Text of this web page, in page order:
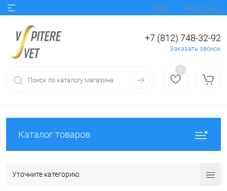
Вход Регистрация
+7 (812) 748-32-92
Заказать звонок
0
Каталог товаров
Уточните категорию: